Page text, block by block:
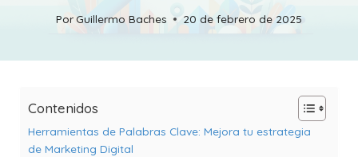
PorGuillermo Baches 20 de febrero de 2025
Contenidos
Herramientas de Palabras Clave: Mejora tu estrategia
de Marketing Digital